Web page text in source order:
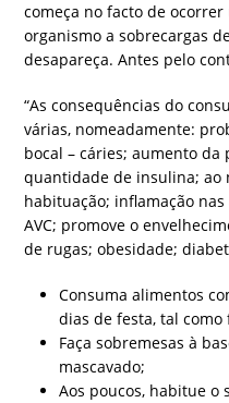
começa no facto de
organismo a sobrecargas
desapareça. Antes pelo
“As consequências do
várias, nomeadamente:
bocal – cáries; aumento da
quantidade de insulina; ao
habituação; inflamação
AVC; promove o
de rugas; obesidade;
Consuma alimentos
dias de festa, tal como
Faça sobremesas à
mascavado;
Aos poucos, habitue o